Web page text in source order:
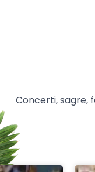
Concerti, sagre,